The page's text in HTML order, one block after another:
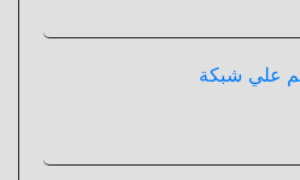
علي شبكة